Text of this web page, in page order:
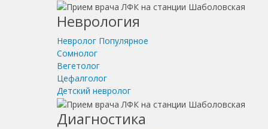
Неврология
Невролог Популярное
Сомнолог
Вегетолог
Цефалголог
Детский невролог
Диагностика